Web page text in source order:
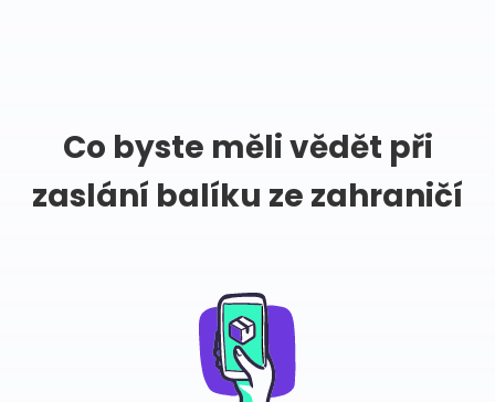
Co byste měli vědět při
zaslání balíku ze zahraničí